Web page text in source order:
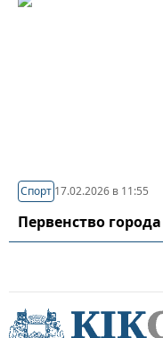
Спорт 17.02.2026 в 11:55
Первенство